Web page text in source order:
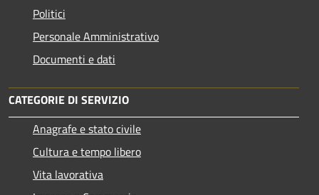
Politici
Personale Amministrativo
Documenti e dati
CATEGORIE DI SERVIZIO
Anagrafe e stato civile
Cultura e tempo libero
Vita lavorativa